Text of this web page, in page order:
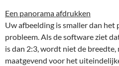
Een panorama afdrukken
Uw afbeelding is smaller dan het
probleem. Als de software ziet
is dan 2:3, wordt niet de breedte,
maatgevend voor het